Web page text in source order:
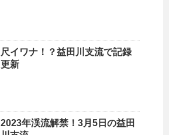
尺イワナ！？益田川支流で記録
更新
2023年渓流解禁！3月5日の益田